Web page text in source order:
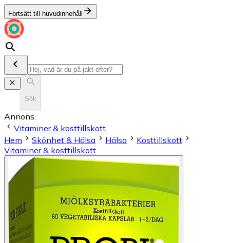
Fortsätt till huvudinnehåll
Sök
Annons
Vitaminer & kosttillskott
Hem
Skönhet & Hälsa Hälsa
Kosttillskott
Vitaminer & kosttillskott